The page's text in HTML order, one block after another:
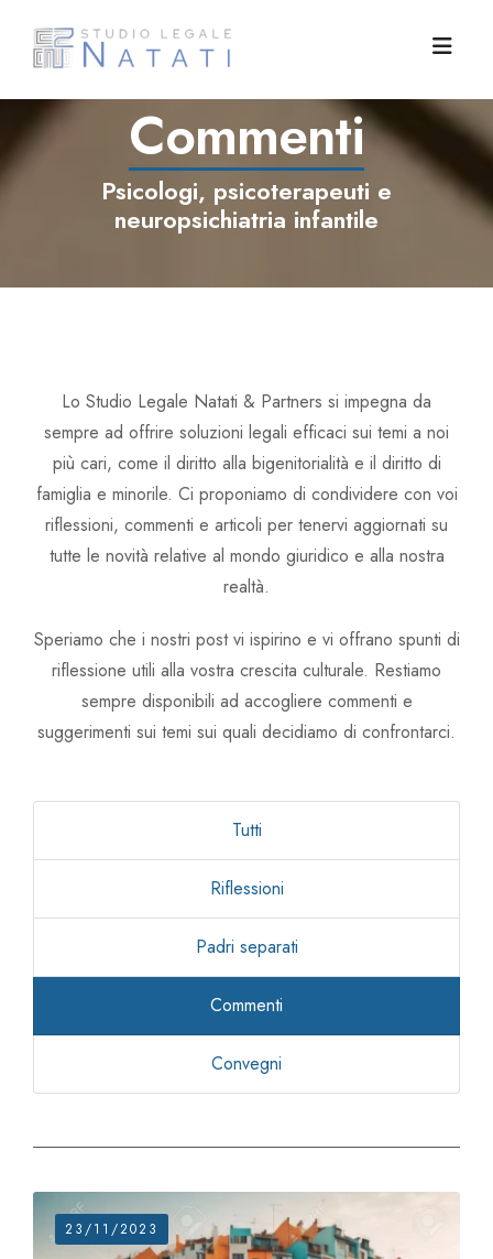
Padri Separati
Associazione Padri Separati
Competenze
Diritto internazionale
Servizi sociali area minori
Riflessioni
Commenti
Avv. Angela Natati
Avv. Stefano Cera
Avv. Linda Zullo
Contatti
Commenti
Psicologi, psicoterapeuti e
neuropsichiatria infantile
Lo Studio Legale Natati & Partners si impegna da
sempre ad offrire soluzioni legali efficaci sui temi a noi
più cari, come il diritto alla bigenitorialità e il diritto di
famiglia e minorile. Ci proponiamo di condividere con voi
riflessioni, commenti e articoli per tenervi aggiornati su
tutte le novità relative al mondo giuridico e alla nostra
realtà.
Speriamo che i nostri post vi ispirino e vi offrano spunti di
riflessione utili alla vostra crescita culturale. Restiamo
sempre disponibili ad accogliere commenti e
suggerimenti sui temi sui quali decidiamo di confrontarci.
Tutti
Riflessioni
Padri separati
Commenti
Convegni
23/11/2023